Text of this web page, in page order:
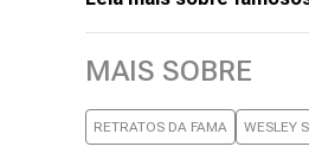
MAIS SOBRE
RETRATOS DA FAMA WESLEY